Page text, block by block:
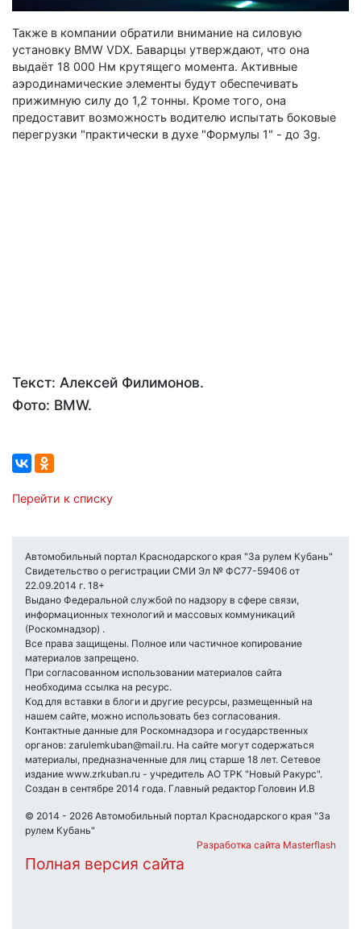
Также в компании обратили внимание на силовую
установку BMW VDX. Баварцы утверждают, что она
выдаёт 18 000 Нм крутящего момента. Активные
аэродинамические элементы будут обеспечивать
прижимную силу до 1,2 тонны. Кроме того, она
предоставит возможность водителю испытать боковые
перегрузки "практически в духе "Формулы 1" - до 3g.
Текст: Алексей Филимонов.
Фото: BMW.
Перейти к списку
Автомобильный портал Краснодарского края "За рулем Кубань"
Свидетельство о регистрации СМИ Эл № ФС77-59406 от
22.09.2014 г. 18+
Выдано Федеральной службой по надзору в сфере связи,
информационных технологий и массовых коммуникаций
(Роскомнадзор) .
Все права защищены. Полное или частичное копирование
материалов запрещено.
При согласованном использовании материалов сайта
необходима ссылка на ресурс.
Код для вставки в блоги и другие ресурсы, размещенный на
нашем сайте, можно использовать без согласования.
Контактные данные для Роскомнадзора и государственных
органов: zarulemkuban@mail.ru. На сайте могут содержаться
материалы, предназначенные для лиц старше 18 лет. Сетевое
издание www.zrkuban.ru - учредитель АО ТРК "Новый Ракурс".
Создан в сентябре 2014 года. Главный редактор Головин И.В
© 2014 - 2026 Автомобильный портал Краснодарского края "За
рулем Кубань"
Разработка сайта Masterflash
Полная версия сайта